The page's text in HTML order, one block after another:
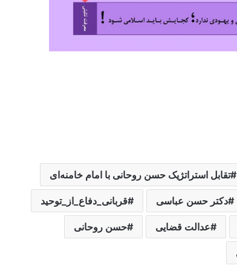
تقابل استراتژیک حسن روحانی با امام خامنه‌ای
دکتر حسن عباسی قربانی_دفاع_از_توحید
عدالت قضایی حسن روحانی